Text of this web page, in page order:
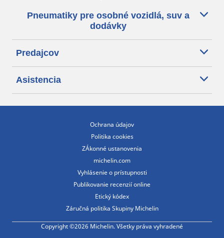
Pneumatiky pre osobné vozidlá, suv a
dodávky
Predajcov
Asistencia
Ochrana údajov
Politika cookies
ZÁkonné ustanovenia
michelin.com
Vyhlásenie o prístupnosti
Publikovanie recenzií online
Etický kódex
Záručná politika Skupiny Michelin
Copyright ©2026 Michelin. Všetky práva vyhradené